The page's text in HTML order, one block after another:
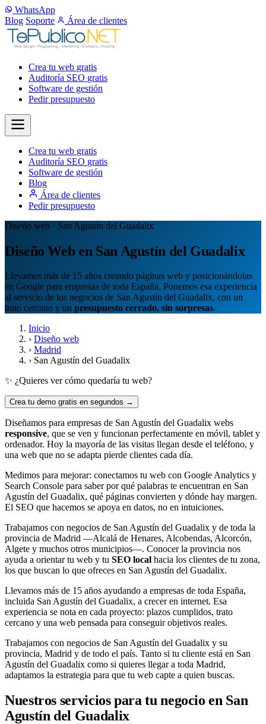
WhatsApp
Blog Soporte Área de clientes
Crea tu web gratis
Auditoría SEO gratis
Software de gestión
Pedir presupuesto
Crea tu web gratis
Auditoría SEO gratis
Software de gestión
Blog
Área de clientes
Pedir presupuesto
Diseño web · San Agustín del Guadalix
Diseño Web en San Agustín del Guadalix
Llevamos más de 15 años creando páginas web y posicionándolas
en Google para empresas de toda España. Ponemos esa experiencia
al servicio de los negocios de San Agustín del Guadalix, con un
trato cercano y un presupuesto cerrado, sin sorpresas.
Inicio
› Diseño web
› Madrid
› San Agustín del Guadalix
✨ ¿Quieres ver cómo quedaría tu web?
Crea tu demo gratis en segundos →
Diseñamos para empresas de San Agustín del Guadalix webs
responsive, que se ven y funcionan perfectamente en móvil, tablet y
ordenador. Hoy la mayoría de las visitas llegan desde el teléfono, y
una web que no se adapta pierde clientes cada día.
Medimos para mejorar: conectamos tu web con Google Analytics y
Search Console para saber por qué palabras te encuentran en San
Agustín del Guadalix, qué páginas convierten y dónde hay margen.
El SEO que hacemos se apoya en datos, no en intuiciones.
Trabajamos con negocios de San Agustín del Guadalix y de toda la
provincia de Madrid —Alcalá de Henares, Alcobendas, Alcorcón,
Algete y muchos otros municipios—. Conocer la provincia nos
ayuda a orientar tu web y tu SEO local hacia los clientes de tu zona,
los que buscan lo que ofreces en San Agustín del Guadalix.
Llevamos más de 15 años ayudando a empresas de toda España,
incluida San Agustín del Guadalix, a crecer en internet. Esa
experiencia se nota en cada proyecto: plazos cumplidos, trato
cercano y una web pensada para conseguir objetivos reales.
Trabajamos con negocios de San Agustín del Guadalix y su
provincia, Madrid y de todo el país. Tanto si tu cliente está en San
Agustín del Guadalix como si quieres llegar a toda Madrid,
adaptamos la estrategia para que tu web capte a quien buscas.
Nuestros servicios para tu negocio en San
Agustín del Guadalix